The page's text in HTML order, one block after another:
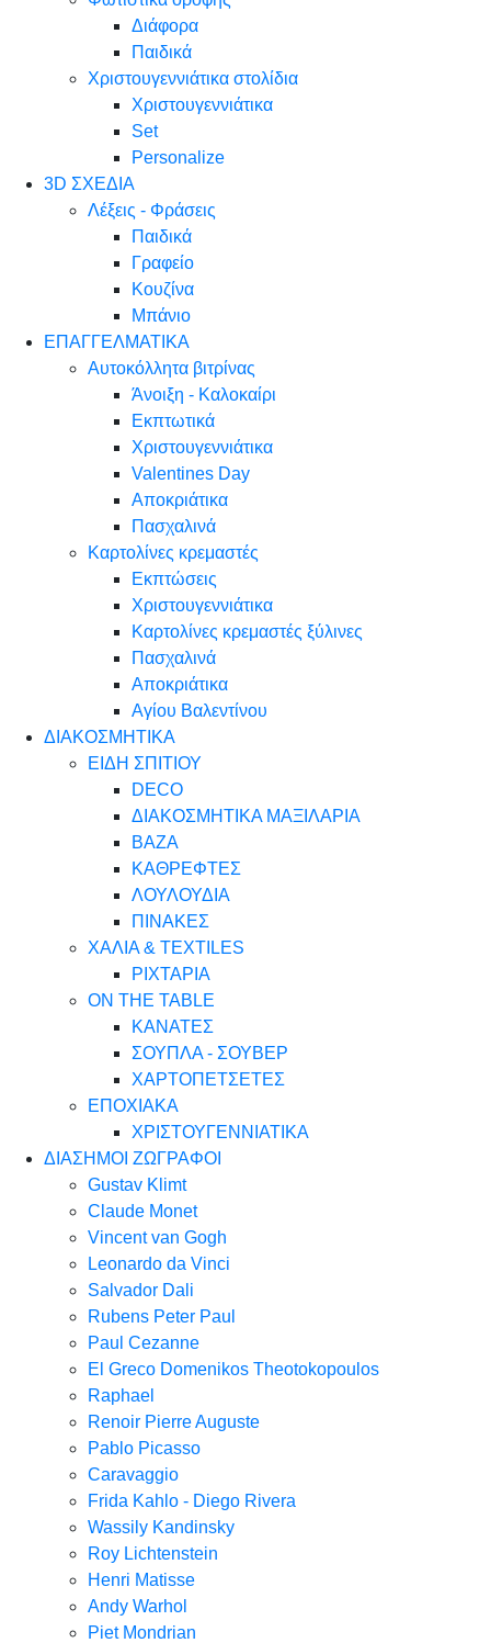
Διάφορα
Παιδικά
Χριστουγεννιάτικα στολίδια
Χριστουγεννιάτικα
Set
Personalize
3D ΣΧΕΔΙΑ
Λέξεις - Φράσεις
Παιδικά
Γραφείο
Κουζίνα
Μπάνιο
ΕΠΑΓΓΕΛΜΑΤΙΚΑ
Αυτοκόλλητα βιτρίνας
Άνοιξη - Καλοκαίρι
Εκπτωτικά
Χριστουγεννιάτικα
Valentines Day
Αποκριάτικα
Πασχαλινά
Καρτολίνες κρεμαστές
Εκπτώσεις
Χριστουγεννιάτικα
Καρτολίνες κρεμαστές ξύλινες
Πασχαλινά
Αποκριάτικα
Αγίου Βαλεντίνου
ΔΙΑΚΟΣΜΗΤΙΚΑ
ΕΙΔΗ ΣΠΙΤΙΟΥ
DECO
ΔΙΑΚΟΣΜΗΤΙΚΑ ΜΑΞΙΛΑΡΙΑ
ΒΑΖΑ
ΚΑΘΡΕΦΤΕΣ
ΛΟΥΛΟΥΔΙΑ
ΠΙΝΑΚΕΣ
ΧΑΛΙΑ & TEXTILES
ΡΙΧΤΑΡΙΑ
ON THE TABLE
ΚΑΝΑΤΕΣ
ΣΟΥΠΛΑ - ΣΟΥΒΕΡ
ΧΑΡΤΟΠΕΤΣΕΤΕΣ
ΕΠΟΧΙΑΚΑ
ΧΡΙΣΤΟΥΓΕΝΝΙΑΤΙΚΑ
ΔΙΑΣΗΜΟΙ ΖΩΓΡΑΦΟΙ
Gustav Klimt
Claude Monet
Vincent van Gogh
Leonardo da Vinci
Salvador Dali
Rubens Peter Paul
Paul Cezanne
El Greco Domenikos Theotokopoulos
Raphael
Renoir Pierre Auguste
Pablo Picasso
Caravaggio
Frida Kahlo - Diego Rivera
Wassily Kandinsky
Roy Lichtenstein
Henri Matisse
Andy Warhol
Piet Mondrian